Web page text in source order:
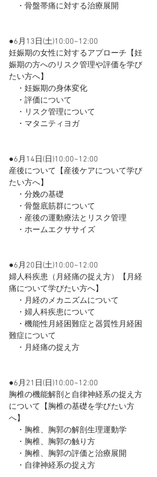
・骨盤帯痛に対する治療展開
●6月13日(土)10:00~12:00
妊娠期の女性に対するアプローチ【妊
娠期の方へのリスク管理や評価を学び
たい方へ】
・妊娠期の身体変化
・評価について
・リスク管理について
・マタニティヨガ
●6月14日(日)10:00~12:00
産後について【産後ケアについて学び
たい方へ】
・分娩の基礎
・骨盤底筋群について
・産後の運動療法とリスク管理
・ホームエクササイズ
●6月20日(土)10:00~12:00
婦人科疾患（月経痛の捉え方）【月経
痛について学びたい方へ】
・月経のメカニズムについて
・婦人科疾患について
・機能性月経困難症と器質性月経困
難症について
・月経痛の捉え方
●6月21日(日)10:00~12:00
胸椎の機能解剖と自律神経系の捉え方
について【胸椎の基礎を学びたい方
へ】
・胸椎、胸郭の解剖生理運動学
・胸椎、胸郭の触り方
・胸椎、胸郭の評価と治療展開
・自律神経系の捉え方